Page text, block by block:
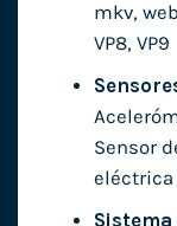
mkv,
VP8, VP9
Sensor
eléctrica